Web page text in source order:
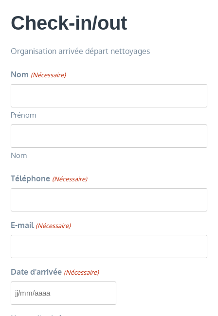
Check-in/out
Organisation arrivée départ nettoyages
Nom (Nécessaire)
Prénom
Nom
Téléphone (Nécessaire)
E-mail (Nécessaire)
Date d'arrivée (Nécessaire)